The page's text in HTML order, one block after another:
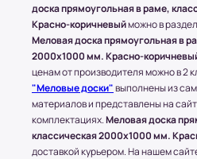
Самые популярные
ПЭК, СДЭК.
* Доставку, Наши клиенты
получении.
Доставка товара до
осуществляется бесплатно,
всего заказа не превышает
1500х1000 (мм.).
доска прямоугольная в раме,
Красно-коричневыйможно в
Меловая доска прямоугольная в
2000x1000 мм. Красно-
ценам от производителя можно в 2
"Меловые доски"выполнены из
материалов и представлены на
комплектациях.Меловая доска
классическая 2000x1000 мм.
доставкой курьером. На нашем